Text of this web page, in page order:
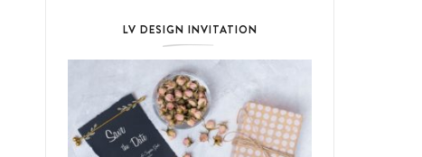
LV DESIGN INVITATION